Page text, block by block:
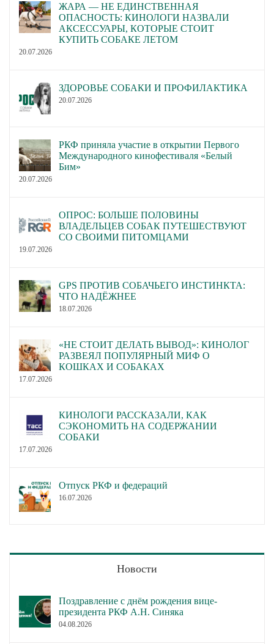
ЖАРА — НЕ ЕДИНСТВЕННАЯ
ОПАСНОСТЬ: КИНОЛОГИ НАЗВАЛИ
АКСЕССУАРЫ, КОТОРЫЕ СТОИТ
КУПИТЬ СОБАКЕ ЛЕТОМ
20.07.2026
ЗДОРОВЬЕ СОБАКИ И ПРОФИЛАКТИКА
20.07.2026
РКФ приняла участие в открытии Первого
Международного кинофестиваля «Белый
Бим»
20.07.2026
ОПРОС: БОЛЬШЕ ПОЛОВИНЫ
ВЛАДЕЛЬЦЕВ СОБАК ПУТЕШЕСТВУЮТ
СО СВОИМИ ПИТОМЦАМИ
19.07.2026
GPS ПРОТИВ СОБАЧЬЕГО ИНСТИНКТА:
ЧТО НАДЁЖНЕЕ
18.07.2026
«НЕ СТОИТ ДЕЛАТЬ ВЫВОД»: КИНОЛОГ
РАЗВЕЯЛ ПОПУЛЯРНЫЙ МИФ О
КОШКАХ И СОБАКАХ
17.07.2026
КИНОЛОГИ РАССКАЗАЛИ, КАК
СЭКОНОМИТЬ НА СОДЕРЖАНИИ
СОБАКИ
17.07.2026
Отпуск РКФ и федераций
16.07.2026
Новости
Поздравление с днём рождения вице-
президента РКФ А.Н. Синяка
04.08.2026